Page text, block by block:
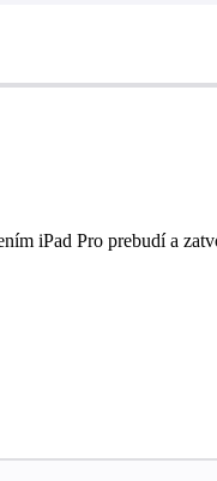
iPad Pro prebudí a